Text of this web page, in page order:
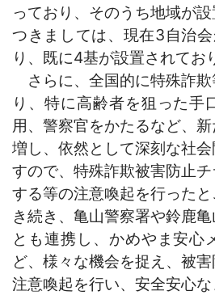
ってお り、そのうち地域が
つきましては、現在3自治
り、既に4基が設置されてお
さらに、全国的に特殊詐
り、特に高齢者を狙った手
用、警察官をかたるなど、
増し、依然として深刻な社
すので、特殊詐欺被害防止
する等の注意喚起を行った
き続き、亀山警察署や鈴鹿
とも連携し、かめやま安心
ど、様々な機会を捉え、被
注意喚起を行い、安全安心